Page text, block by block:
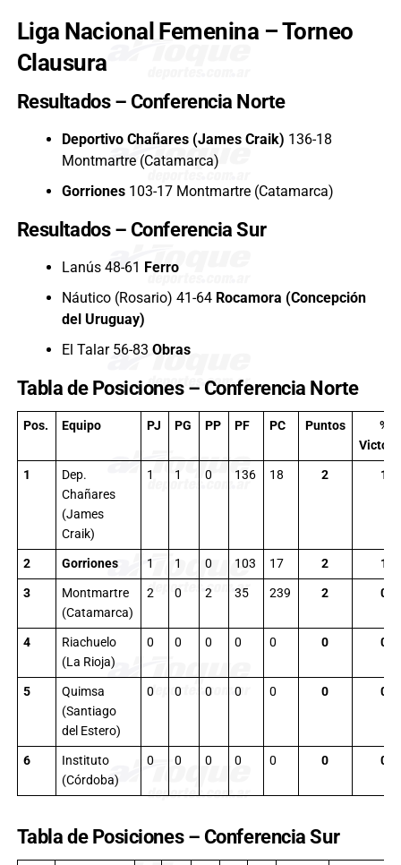
Liga Nacional Femenina – Torneo
Clausura
Resultados – Conferencia Norte
Deportivo Chañares (James Craik) 136-18
Montmartre (Catamarca)
Gorriones 103-17 Montmartre (Catamarca)
Resultados – Conferencia Sur
Lanús 48-61 Ferro
Náutico (Rosario) 41-64 Rocamora (Concepción
del Uruguay)
El Talar 56-83 Obras
Tabla de Posiciones – Conferencia Norte
Pos. Equipo PJ PG PP PF PC Puntos
%
1
Dep.
Chañares
(James
Craik)
1 1 0 136 18 2 1
2 Gorriones 1 1 0 103 17 2
1
3
Montmartre
(Catamarca)
2 0 2 35 239 2 0
4
Riachuelo
(La Rioja)
0 0 0 0 0 0 0
5
Quimsa
(Santiago
del Estero)
0 0 0 0 0 0 0
6
Instituto
(Córdoba)
0 0 0 0 0 0 0
Tabla de Posiciones – Conferencia Sur